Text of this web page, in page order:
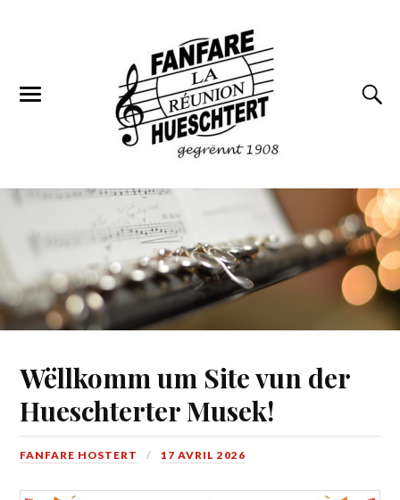
Wëllkomm um Site vun der
Hueschterter Musek!
FANFARE HOSTERT 17 AVRIL 2026